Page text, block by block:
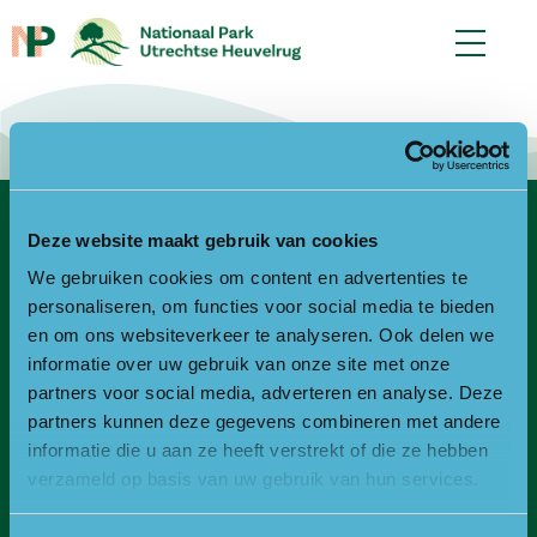
Deze website maakt gebruik van cookies
We gebruiken cookies om content en advertenties te
personaliseren, om functies voor social media te bieden
en om ons websiteverkeer te analyseren. Ook delen we
informatie over uw gebruik van onze site met onze
partners voor social media, adverteren en analyse. Deze
partners kunnen deze gegevens combineren met andere
informatie die u aan ze heeft verstrekt of die ze hebben
verzameld op basis van uw gebruik van hun services.
Contact
Bezoekadres
Bezoek- en postadres:
Landgoed Zonheuvel -Het Koetshuis
Amersfoortseweg 98
3941 EP Doorn
E:info@npuh.nl of ruiters@npuh.nl voor vragen over
paardrijden/mennen